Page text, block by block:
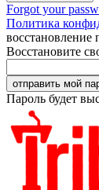
Forgot your
Политика
восстановление
Восстановите
Пароль будет